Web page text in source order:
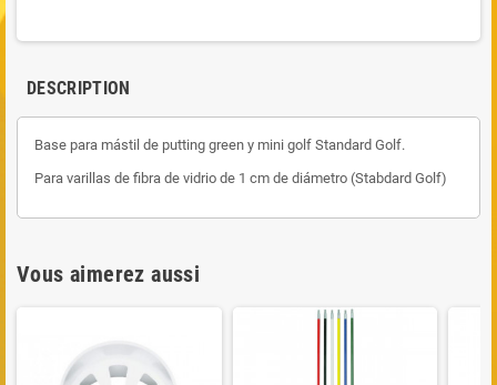
DESCRIPTION
Base para mástil de putting green y mini golf Standard Golf.
Para varillas de fibra de vidrio de 1 cm de diámetro (Stabdard Golf)
Vous aimerez aussi